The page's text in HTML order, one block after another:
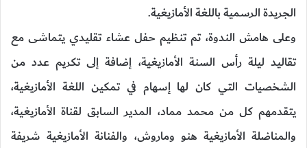
الجريدة الرسمية باللغة الأمازيغية.
وعلى هامش الندوة، تم تنظيم حفل عشاء تقليدي يتماشى مع
تقاليد ليلة رأس السنة الأمازيغية، إضافة إلى تكريم عدد من
الشخصيات التي كان لها إسهام في تمكين اللغة الأمازيغية،
يتقدمهم كل من محمد مماد، المدير السابق لقناة الأمازيغية،
والمناضلة الأمازيغية هنو وماروش، والفنانة الأمازيغية شريفة